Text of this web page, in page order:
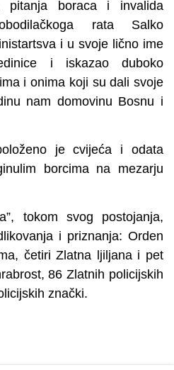
pitanja boraca i invalida
rata Salko
i u svoje lično ime
i iskazao duboko
i onima koji su dali svoje
nam domovinu Bosnu i
je cvijeća i odata
borcima na mezarju
tokom svog postojanja,
i priznanja: Orden
četiri Zlatna ljiljana i pet
86 Zlatnih policijskih
znački.